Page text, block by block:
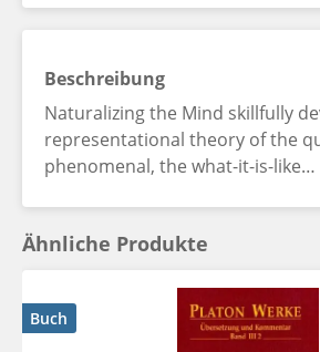
Beschreibung
Naturalizing the Mind skillfully
representational theory of the
phenomenal, the what-it-is-like…
Ähnliche Produkte
Buch